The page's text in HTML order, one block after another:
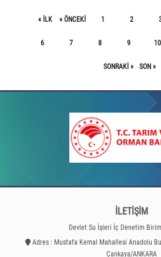
« ILK « ÖNCEKI 1 2
6 7 8 9 10
SONRAKI » SON »
İLETİŞİM
Devlet Su İşleri İç Denetim
Adres : Mustafa Kemal Mahallesi Anadolu
Çankaya/ANKARA